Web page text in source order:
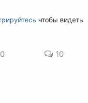
чтобы видеть
10